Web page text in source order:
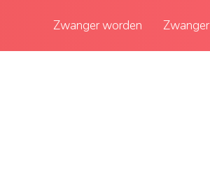
Zwanger worden Zwanger